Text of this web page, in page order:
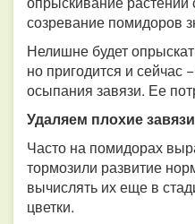
созревание помидоров
Нелишне будет
но пригодится и сейчас
осыпания завязи. Ее
Удаляем плохие завязи
Часто на помидорах
тормозили развитие
вычислять их еще в
цветки.